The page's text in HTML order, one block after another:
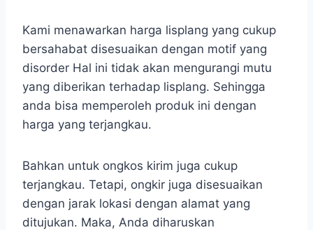
Kami menawarkan harga lisplang yang cukup
bersahabat disesuaikan dengan motif yang
disorder Hal ini tidak akan mengurangi mutu
yang diberikan terhadap lisplang. Sehingga
anda bisa memperoleh produk ini dengan
harga yang terjangkau.
Bahkan untuk ongkos kirim juga cukup
terjangkau. Tetapi, ongkir juga disesuaikan
dengan jarak lokasi dengan alamat yang
ditujukan. Maka, Anda diharuskan